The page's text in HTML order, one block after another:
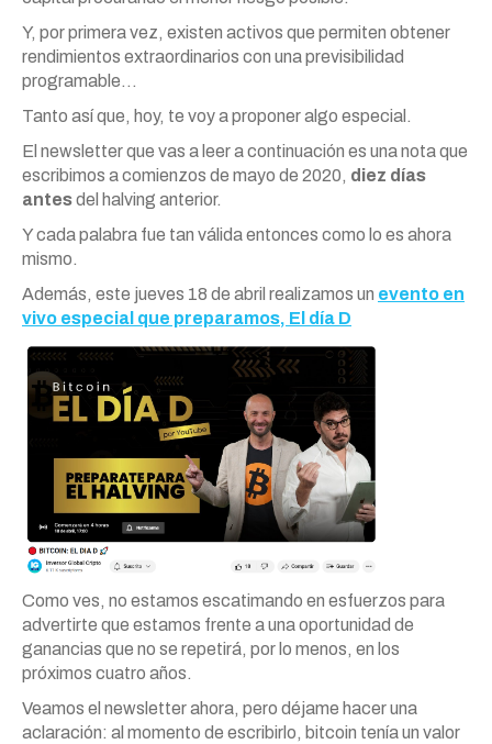
Y, por primera vez, existen activos que permiten obtener
rendimientos extraordinarios con una previsibilidad
programable…
Tanto así que, hoy, te voy a proponer algo especial.
El newsletter que vas a leer a continuación es una nota que
escribimos a comienzos de mayo de 2020, diez días
antesdel halving anterior.
Y cada palabra fue tan válida entonces como lo es ahora
mismo.
Además, este jueves 18 de abril realizamos un evento en
vivo especial que preparamos, El día D
Como ves, no estamos escatimando en esfuerzos para
advertirte que estamos frente a una oportunidad de
ganancias que no se repetirá, por lo menos, en los
próximos cuatro años.
Veamos el newsletter ahora, pero déjame hacer una
aclaración: al momento de escribirlo, bitcoin tenía un valor